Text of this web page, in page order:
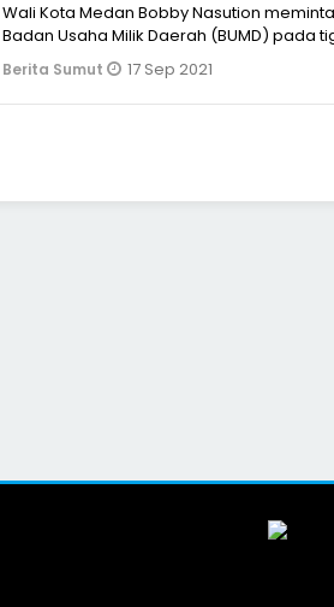
Wali Kota Medan Bobby Nasution
Badan Usaha Milik Daerah (BUMD) pada
Daerah (PUD)
Berita Sumut 17 Sep 2021